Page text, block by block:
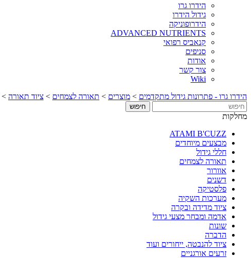
הידרו גרו
גידול הידרו
הידרופוניקה
ADVANCED NUTRIENTS
קנאביס רפואי
סניפים
אודות
צור קשר
Wiki
הידרו גרו - פתרונות גידול מתקדמים > מוצרים > תאורה לצמחים > ציוד תאורה >
מחלקות
ATAMI B'CUZZ
מבצעים מיוחדים
חללי גידול
תאורה לצמחים
אוורור
דשנים
פלסטיקה
מערכות השקיה
ציוד מדידה ובקרה
אדמה ומבחר מצעי גידול
שונות
הדברה
ציוד להנבטה, ייחורים ועוד
זרעים אורגניים